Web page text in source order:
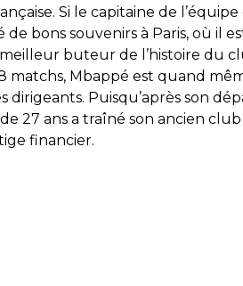
Si le capitaine de l’équipe
de bons souvenirs à Paris, où il
buteur de l’histoire du
matchs, Mbappé est quand
dirigeants. Puisqu’après son
27 ans a traîné son ancien
financier.